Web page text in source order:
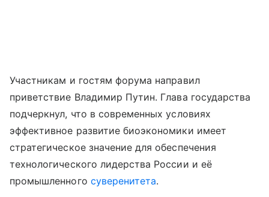
Участникам и гостям форума направил
приветствие Владимир Путин. Глава государства
подчеркнул, что в современных условиях
эффективное развитие биоэкономики имеет
стратегическое значение для обеспечения
технологического лидерства России и её
промышленного суверенитета.